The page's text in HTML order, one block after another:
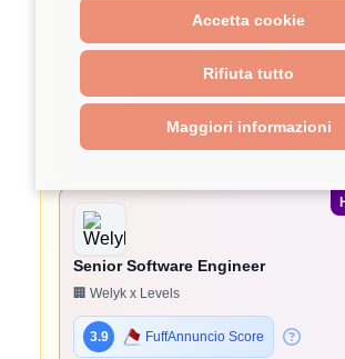
Accetta cookie
Rifiuta tutto
Maggiori informazioni
💼
Python AWS
Senior Software Engineer
🏢 Welyk x Levels
3.9 FuffAnnuncio Score